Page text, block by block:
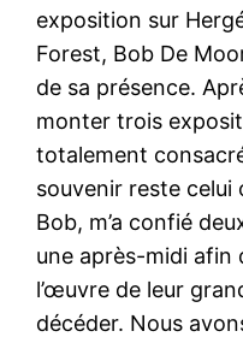
exposition sur
Forest, Bob De
de sa présence.
monter trois
totalement
souvenir reste celui
Bob, m’a confié
une après-midi afin
l’œuvre de leur
décéder. Nous